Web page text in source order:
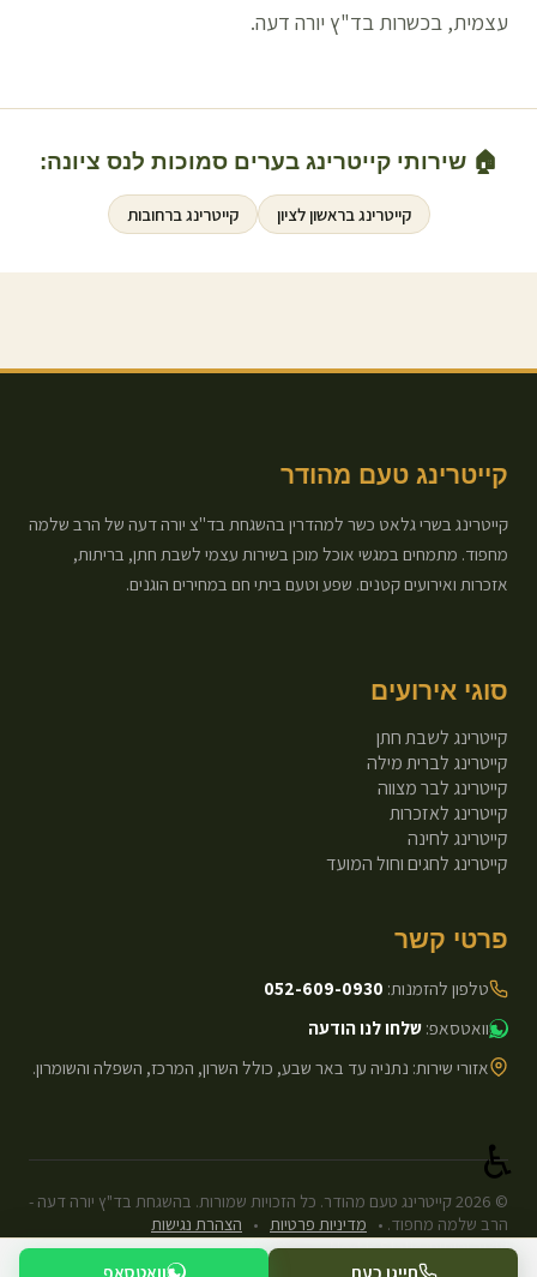
עצמית, בכשרות בד"ץ יורה דעה.
🏠 שירותי קייטרינג בערים סמוכות לנס ציונה:
קייטרינג בראשון לציון קייטרינג ברחובות
קייטרינג טעם מהודר
קייטרינג בשרי גלאט כשר למהדרין בהשגחת בד"צ יורה דעה של הרב שלמה
מחפוד. מתמחים במגשי אוכל מוכן בשירות עצמי לשבת חתן, בריתות,
אזכרות ואירועים קטנים. שפע וטעם ביתי חם במחירים הוגנים.
סוגי אירועים
קייטרינג לשבת חתן
קייטרינג לברית מילה
קייטרינג לבר מצווה
קייטרינג לאזכרות
קייטרינג לחינה
קייטרינג לחגים וחול המועד
פרטי קשר
טלפון להזמנות: 052-609-0930
וואטסאפ: שלחו לנו הודעה
אזורי שירות: נתניה עד באר שבע, כולל השרון, המרכז, השפלה והשומרון.
©
2026קייטרינג טעם מהודר. כל הזכויות שמורות. בהשגחת בד"ץ יורה דעה -
הרב שלמה מחפוד. • מדיניות פרטיות • הצהרת נגישות
עיצוב ופיתוח: Next.js Static.
חייגו כעת וואטסאפ
♿